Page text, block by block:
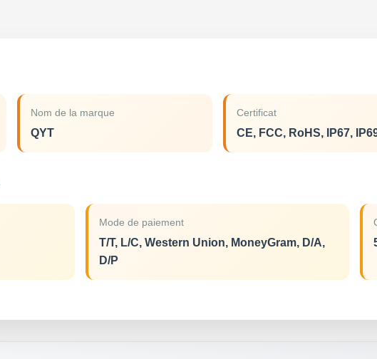
Nom de la marque
QYT
Certificat
CE, FCC, RoHS, IP67,
Mode de paiement
T/T, L/C, Western Union, MoneyGram, D/A,
D/P